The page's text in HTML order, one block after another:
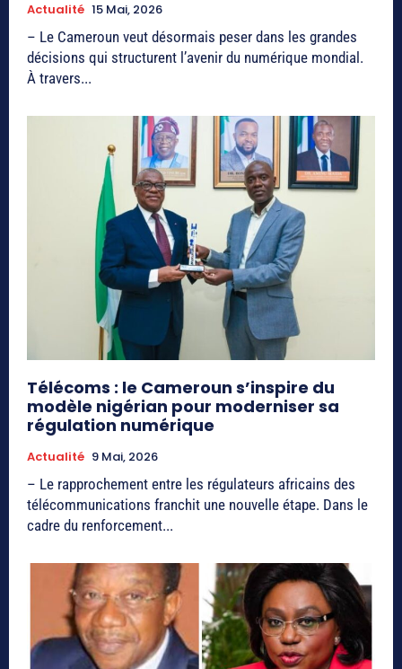
Actualité 15 Mai, 2026
– Le Cameroun veut désormais peser dans les grandes
décisions qui structurent l’avenir du numérique mondial.
À travers...
Télécoms : le Cameroun s’inspire du
modèle nigérian pour moderniser sa
régulation numérique
Actualité 9 Mai, 2026
– Le rapprochement entre les régulateurs africains des
télécommunications franchit une nouvelle étape. Dans le
cadre du renforcement...